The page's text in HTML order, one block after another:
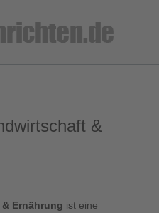
&
Ernährung ist eine